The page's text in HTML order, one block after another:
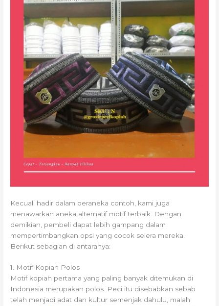
Kecuali hadir dalam beraneka contoh, kami juga
menawarkan aneka alternatif motif terbaik. Dengan
demikian, pembeli dapat lebih gampang dalam
mempertimbangkan opsi yang cocok selera mereka.
Berikut sebagian di antaranya:
1. Motif Kopiah Polos
Motif kopiah pertama yang paling banyak ditemukan di
Indonesia merupakan polos. Peci itu disebabkan sebab
telah menjadi adat dan kultur semenjak dahulu, malah